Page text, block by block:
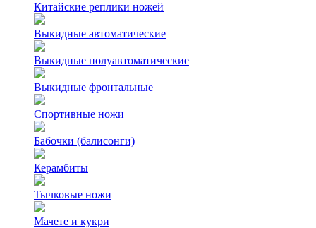
Китайские реплики ножей
Выкидные автоматические
Выкидные полуавтоматические
Выкидные фронтальные
Спортивные ножи
Бабочки (балисонги)
Керамбиты
Тычковые ножи
Мачете и кукри